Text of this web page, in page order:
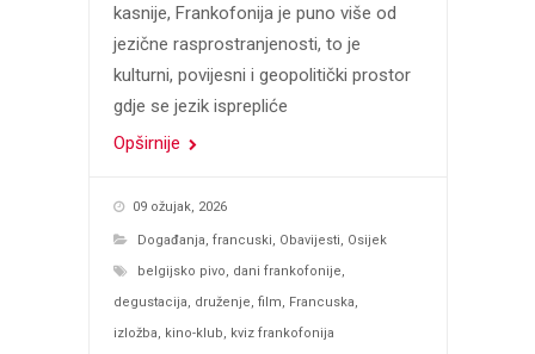
kasnije, Frankofonija je puno više od
jezične rasprostranjenosti, to je
kulturni, povijesni i geopolitički prostor
gdje se jezik isprepliće
Opširnije
09 ožujak, 2026
Događanja francuski Obavijesti
Osijek
belgijsko pivo
dani frankofonije
degustacija
druženje film Francuska
izložba
kino-klub kviz frankofonija